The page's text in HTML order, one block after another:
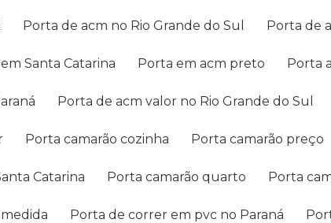
Porta de acm no Rio Grande do Sul Porta de
Santa Catarina Porta em acm preto Porta
Porta de acm valor no Rio Grande do Sul
Porta camarão cozinha Porta camarão preço
Catarina Porta camarão quarto Porta
Porta de correr em pvc no Paraná